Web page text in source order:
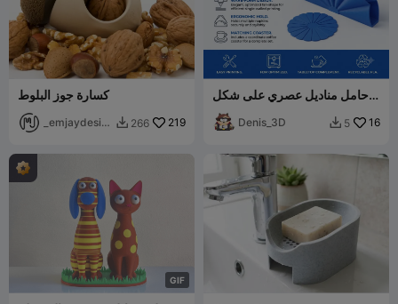
كسارة جوز البلوط
_emjaydesig
 266 219
حامل مناديل عصري على شكل
Denis_3D  5 16
GIF